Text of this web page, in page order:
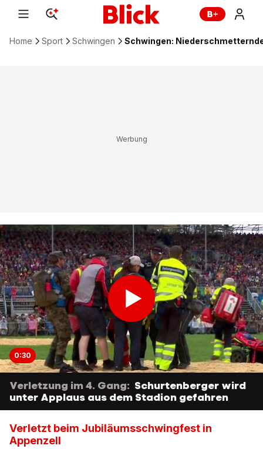
Home Sport Schwingen Schwingen:
0:30
Verletzung im 4. Gang: Schurtenberger wird
unter Applaus aus dem Stadion gefahren
Verletzt beim Jubiläumsschwingfest in
Appenzell